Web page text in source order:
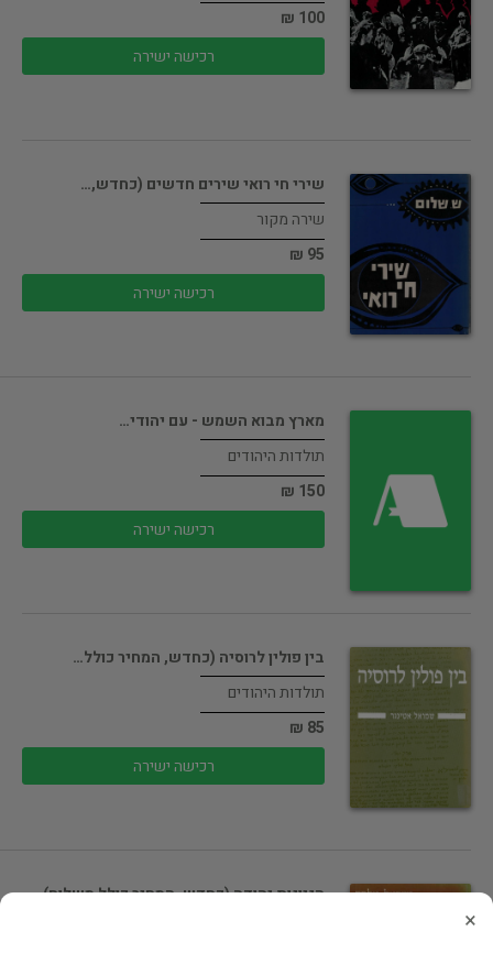
100 ₪
רכישה ישירה
שירי חי רואי שירים חדשים (כחדש,…
שירה מקור
95 ₪
רכישה ישירה
מארץ מבוא השמש - עם יהודי…
תולדות היהודים
150 ₪
רכישה ישירה
בין פולין לרוסיה (כחדש, המחיר כולל…
תולדות היהודים
85 ₪
רכישה ישירה
הגיונות יהודה (כחדש, המחיר כולל משלוח)
×